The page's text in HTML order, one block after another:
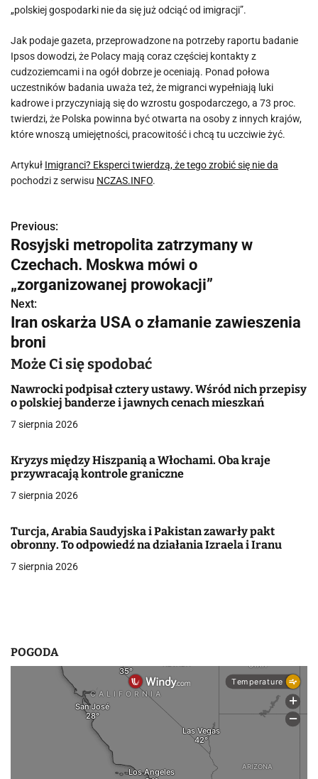
„polskiej gospodarki nie da się już odciąć od imigracji”.
Jak podaje gazeta, przeprowadzone na potrzeby raportu badanie
Ipsos dowodzi, że Polacy mają coraz częściej kontakty z
cudzoziemcami i na ogół dobrze je oceniają. Ponad połowa
uczestników badania uważa też, że migranci wypełniają luki
kadrowe i przyczyniają się do wzrostu gospodarczego, a 73 proc.
twierdzi, że Polska powinna być otwarta na osoby z innych krajów,
które wnoszą umiejętności, pracowitość i chcą tu uczciwie żyć.
Artykuł Imigranci? Eksperci twierdzą, że tego zrobić się nie da
pochodzi z serwisu NCZAS.INFO.
N
a
w
i
g
a
c
j
w
p
i
s
Previous:
Rosyjski metropolita zatrzymany w
Czechach. Moskwa mówi o
„zorganizowanej prowokacji”
Next:
Iran oskarża USA o złamanie zawieszenia
broni
Może Ci się spodobać
Nawrocki podpisał cztery ustawy. Wśród nich przepisy
o polskiej banderze i jawnych cenach mieszkań
7 sierpnia 2026
Kryzys między Hiszpanią a Włochami. Oba kraje
przywracają kontrole graniczne
7 sierpnia 2026
Turcja, Arabia Saudyjska i Pakistan zawarły pakt
obronny. To odpowiedź na działania Izraela i Iranu
7 sierpnia 2026
POGODA